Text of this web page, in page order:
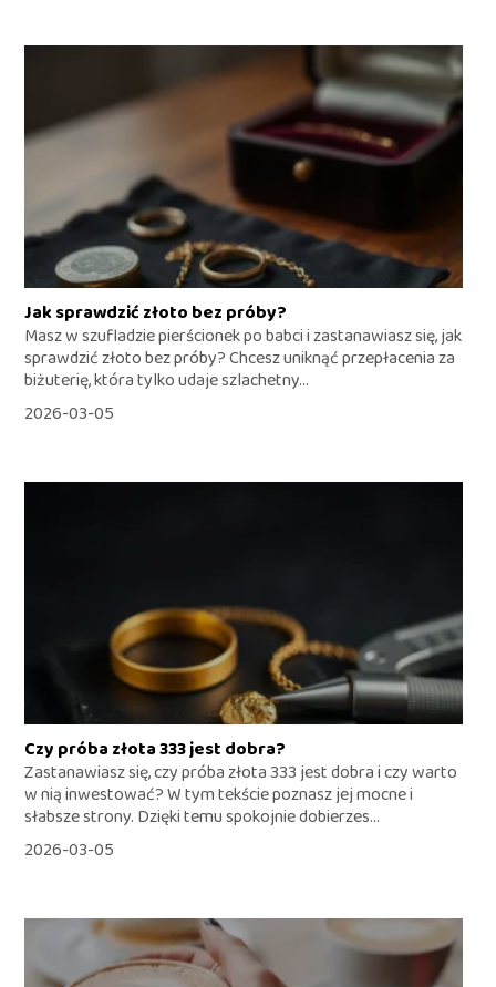
Jak sprawdzić złoto bez próby?
Masz w szufladzie pierścionek po babci i zastanawiasz się, jak
sprawdzić złoto bez próby? Chcesz uniknąć przepłacenia za
biżuterię, która tylko udaje szlachetny...
2026-03-05
Czy próba złota 333 jest dobra?
Zastanawiasz się, czy próba złota 333 jest dobra i czy warto
w nią inwestować? W tym tekście poznasz jej mocne i
słabsze strony. Dzięki temu spokojnie dobierzes...
2026-03-05